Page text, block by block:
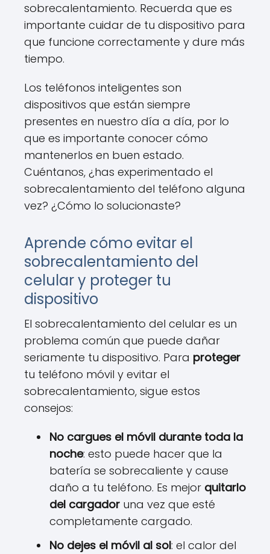
sobrecalentamiento. Recuerda que es
importante cuidar de tu dispositivo para
que funcione correctamente y dure más
tiempo.
Los teléfonos inteligentes son
dispositivos que están siempre
presentes en nuestro día a día, por lo
que es importante conocer cómo
mantenerlos en buen estado.
Cuéntanos, ¿has experimentado el
sobrecalentamiento del teléfono alguna
vez? ¿Cómo lo solucionaste?
Aprende cómo evitar el
sobrecalentamiento del
celular y proteger tu
dispositivo
El sobrecalentamiento del celular es un
problema común que puede dañar
seriamente tu dispositivo. Para proteger
tu teléfono móvil y evitar el
sobrecalentamiento, sigue estos
consejos:
No cargues el móvil durante toda la
noche: esto puede hacer que la
batería se sobrecaliente y cause
daño a tu teléfono. Es mejor quitarlo
del cargador una vez que esté
completamente cargado.
No dejes el móvil al sol: el calor del